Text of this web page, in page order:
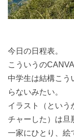
今日の日程表。
こういうの
中学生は結構こう
らないみたい。
イラスト（という
チャーした）は旦
一家にひとり、絵